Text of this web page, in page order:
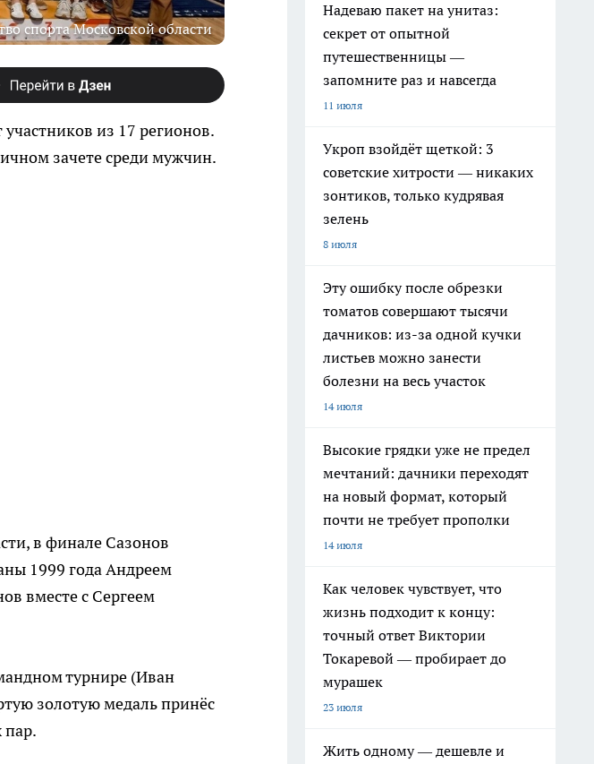
спорта Московской области
из 17 регионов.
зачете среди мужчин.
в финале Сазонов
1999 года Андреем
вместе с Сергеем
турнире (Иван
золотую медаль принёс
пар.
Надеваю пакет на унитаз:
секрет от опытной
путешественницы —
запомните раз и навсегда
11 июля
Укроп взойдёт щеткой: 3
советские хитрости — никаких
зонтиков, только кудрявая
зелень
8 июля
Эту ошибку после обрезки
томатов совершают тысячи
дачников: из-за одной кучки
листьев можно занести
болезни на весь участок
14 июля
Высокие грядки уже не предел
мечтаний: дачники переходят
на новый формат, который
почти не требует прополки
14 июля
Как человек чувствует, что
жизнь подходит к концу:
точный ответ Виктории
Токаревой — пробирает до
мурашек
23 июля
Жить одному — дешевле и